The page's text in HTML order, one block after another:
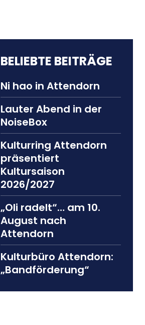
BELIEBTE BEITRÄGE
Ni hao in Attendorn
Lauter Abend in der
NoiseBox
Kulturring Attendorn
präsentiert
Kultursaison
2026/2027
„Oli radelt“… am 10.
August nach
Attendorn
Kulturbüro Attendorn:
„Bandförderung“